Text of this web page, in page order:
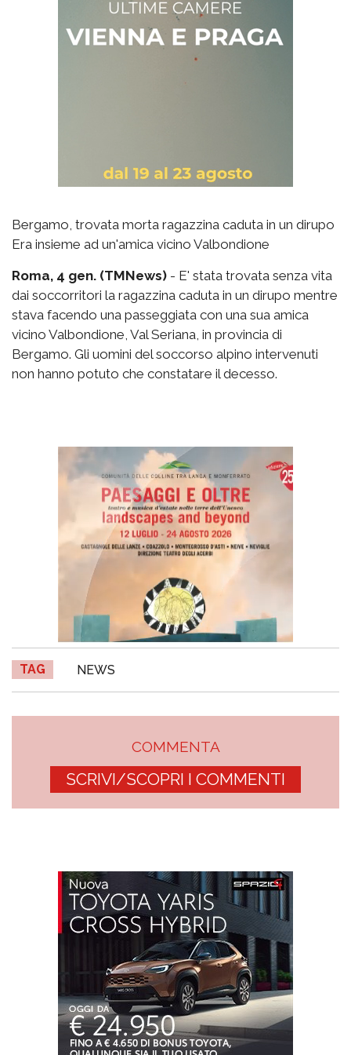
Bergamo, trovata morta ragazzina caduta in un dirupo
Era insieme ad un'amica vicino Valbondione
Roma, 4 gen. (TMNews) - E' stata trovata senza vita
dai soccorritori la ragazzina caduta in un dirupo mentre
stava facendo una passeggiata con una sua amica
vicino Valbondione, Val Seriana, in provincia di
Bergamo. Gli uomini del soccorso alpino intervenuti
non hanno potuto che constatare il decesso.
TAG NEWS
COMMENTA
SCRIVI/SCOPRI I COMMENTI